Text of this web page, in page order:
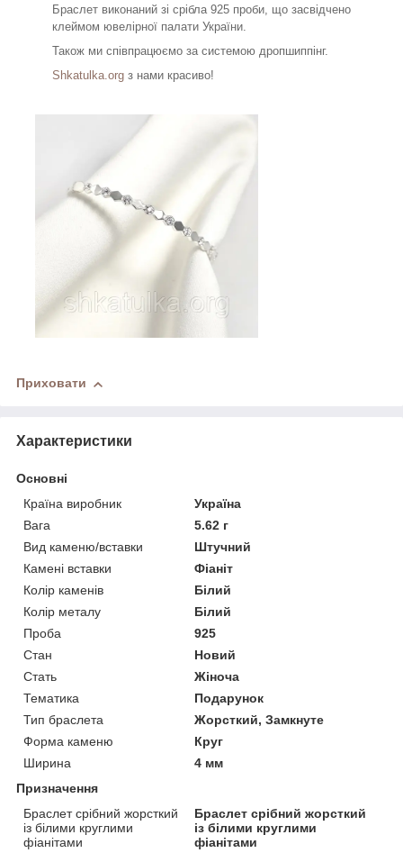
Браслет виконаний зі срібла 925 проби, що засвідчено
клеймом ювелірної палати України.
Також ми співпрацюємо за системою дропшиппінг.
Shkatulka.org з нами красиво!
Приховати
Характеристики
Основні
Країна виробник
Україна
Вага
5.62 г
Вид каменю/вставки
Штучний
Камені вставки
Фіаніт
Колір каменів
Білий
Колір металу
Білий
Проба
925
Стан
Новий
Стать
Жіноча
Тематика
Подарунок
Тип браслета
Жорсткий, Замкнуте
Форма каменю
Круг
Ширина
4 мм
Призначення
Браслет срібний жорсткий
із білими круглими
фіанітами
Браслет срібний жорсткий
із білими круглими
фіанітами